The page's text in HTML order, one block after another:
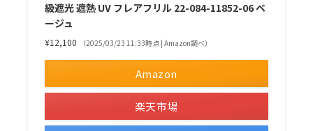
級遮光 遮熱 UV フレアフリル 22-084-11852-06 ベ
ージュ
¥12,100 （2025/03/23 11:33時点 | Amazon調べ）
Amazon
楽天市場